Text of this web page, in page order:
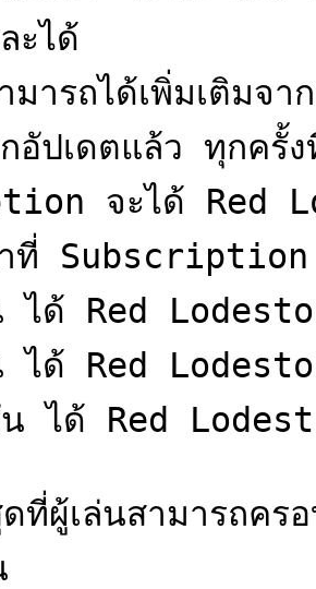
ะได้
มารถได้เพิ่มเติ
กอัปเดตแล้ว ทุกค
จะได้ Red
าที่
ที่ผู้เล่นสามารถค